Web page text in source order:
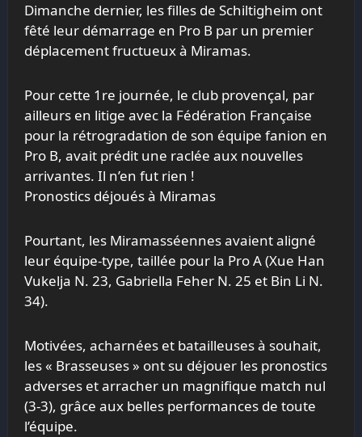
Dimanche dernier, les filles de Schiltigheim ont
fêté leur démarrage en Pro B par un premier
déplacement fructueux à Miramas.
Pour cette 1re journée, le club provençal, par
ailleurs en litige avec la Fédération Française
pour la rétrogradation de son équipe fanion en
Pro B, avait prédit une raclée aux nouvelles
arrivantes. Il n’en fut rien !
Pronostics déjoués à Miramas
Pourtant, les Miramasséennes avaient aligné
leur équipe-type, taillée pour la Pro A (Xue Han
Vukelja N. 23, Gabriella Feher N. 25 et Bin Li N.
34).
Motivées, acharnées et batailleuses à souhait,
les « Brasseuses » ont su déjouer les pronostics
adverses et arracher un magnifique match nul
(3-3), grâce aux belles performances de toute
l’équipe.